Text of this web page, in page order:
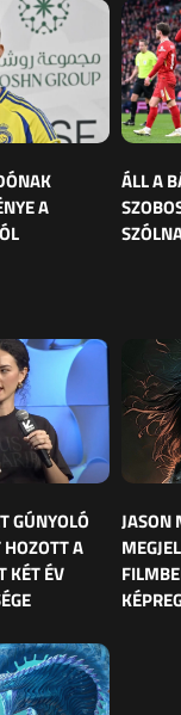
A
ÁLL A
GÚNYOLÓ
A
KÉT ÉV
JASON